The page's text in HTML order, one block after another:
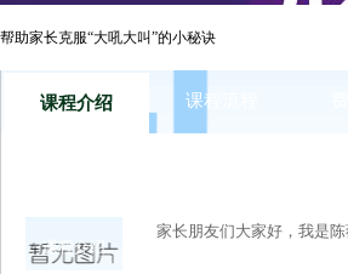
帮助家长克服“大吼大叫”的小秘诀
课程介绍 课程流程
课程介绍
家长朋友们大家好，我是